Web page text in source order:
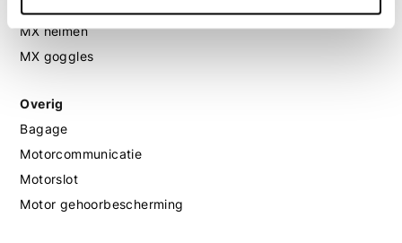
MX helmen
MX goggles
Overig
Bagage
Motorcommunicatie
Motorslot
Motor gehoorbescherming